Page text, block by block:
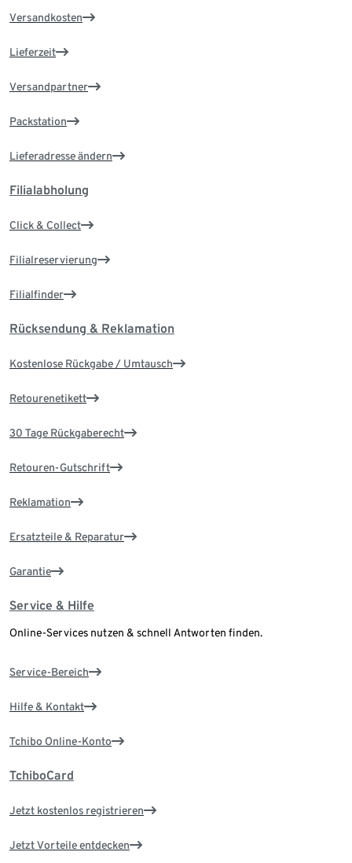
Versandkosten
Lieferzeit
Versandpartner
Packstation
Lieferadresse ändern
Filialabholung
Click & Collect
Filialreservierung
Filialfinder
Rücksendung & Reklamation
Kostenlose Rückgabe / Umtausch
Retourenetikett
30 Tage Rückgaberecht
Retouren-Gutschrift
Reklamation
Ersatzteile & Reparatur
Garantie
Service & Hilfe
Online-Services nutzen & schnell Antworten finden.
Service-Bereich
Hilfe & Kontakt
Tchibo Online-Konto
TchiboCard
Jetzt kostenlos registrieren
Jetzt Vorteile entdecken